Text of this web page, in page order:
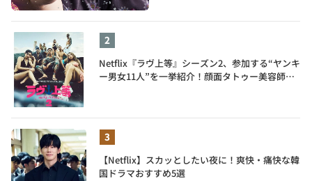
Netflix『ラヴ上等』シーズン2、参加する“ヤンキ
ー男女11人”を一挙紹介！顔面タトゥー美容師、
【Netflix】スカッとしたい夜に！爽快・痛快な韓
国ドラマおすすめ5選